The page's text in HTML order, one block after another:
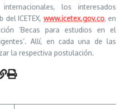
los interesados
ICETEX, www.icetex.gov.co, en
‘Becas para estudios en el
Allí, en cada una de las
la respectiva postulación.